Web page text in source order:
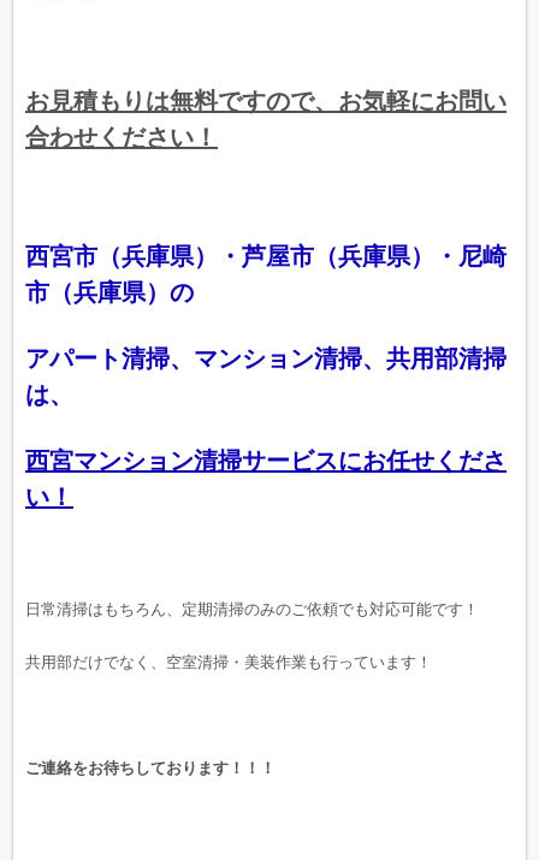
お見積もりは無料ですので、お気軽にお問い
合わせください！
西宮市（兵庫県）・芦屋市（兵庫県）・尼崎
市（兵庫県）の
アパート清掃、マンション清掃、共用部清掃
は、
西宮マンション清掃サービスにお任せくださ
い！
日常清掃はもちろん、定期清掃のみのご依頼でも対応可能です！
共用部だけでなく、空室清掃・美装作業も行っています！
ご連絡をお待ちしております！！！